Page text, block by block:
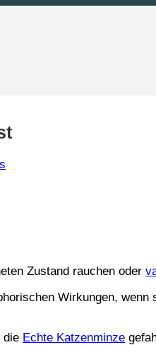
Zustand rauchen oder
Wirkungen, wenn
die Echte Katzenminze